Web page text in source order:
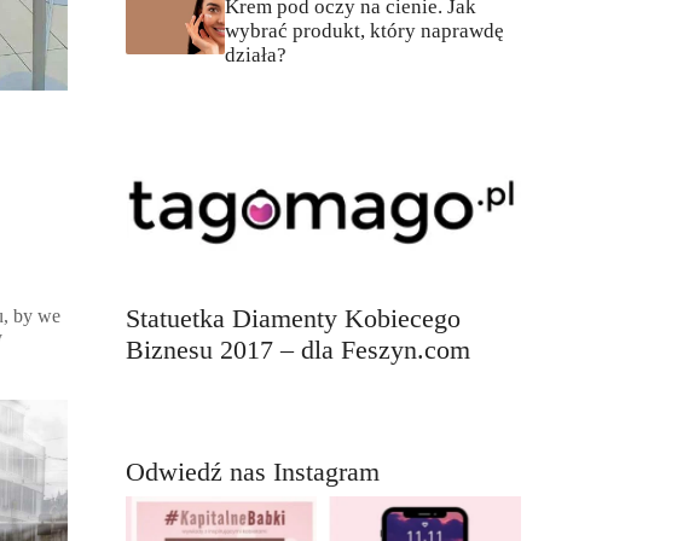
by we
Krem pod oczy na cienie. Jak
wybrać produkt, który naprawdę
działa?
Statuetka Diamenty Kobiecego
Biznesu 2017 – dla Feszyn.com
Odwiedź nas Instagram